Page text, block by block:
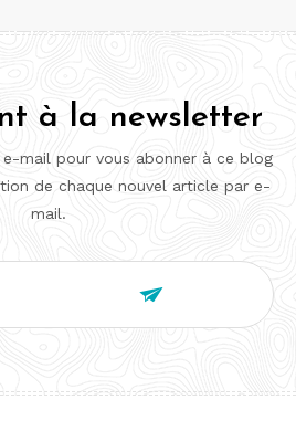
à la newsletter
e-mail pour vous abonner à ce blog
de chaque nouvel article par e-
mail.
